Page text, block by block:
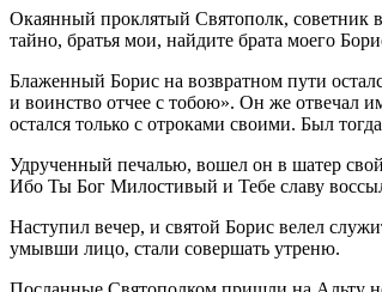
Окаянный проклятый Святополк, советник
тайно, братья мои, найдите брата моего
Блаженный Борис на возвратном пути
и воинство отчее с тобою». Он же отвечал
остался только с отроками своими. Был
Удрученный печалью, вошел он в шатер
Ибо Ты Бог Милостивый и Тебе славу
Наступил вечер, и святой Борис велел
умывши лицо, стали совершать утреню.